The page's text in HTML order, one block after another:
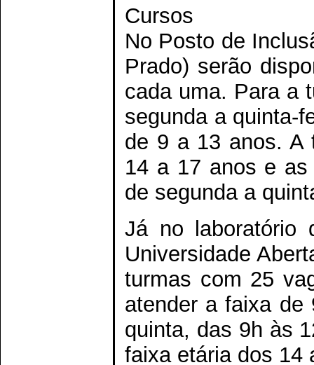
Cursos
No Posto de
Prado) serão
cada uma. Para a
segunda a quinta-
de 9 a 13 anos. A
14 a 17 anos e
de segunda a
Já no laboratório
Universidade
turmas com 25
atender a faixa de
quinta, das 9h às
faixa etária dos 14